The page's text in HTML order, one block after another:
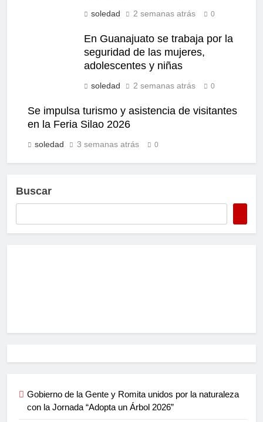
soledad 2 semanas atrás 0
En Guanajuato se trabaja por la
seguridad de las mujeres,
adolescentes y niñas
soledad 2 semanas atrás 0
Se impulsa turismo y asistencia de visitantes
en la Feria Silao 2026
soledad 3 semanas atrás 0
Buscar
Gobierno de la Gente y Romita unidos por la naturaleza
con la Jornada “Adopta un Árbol 2026”